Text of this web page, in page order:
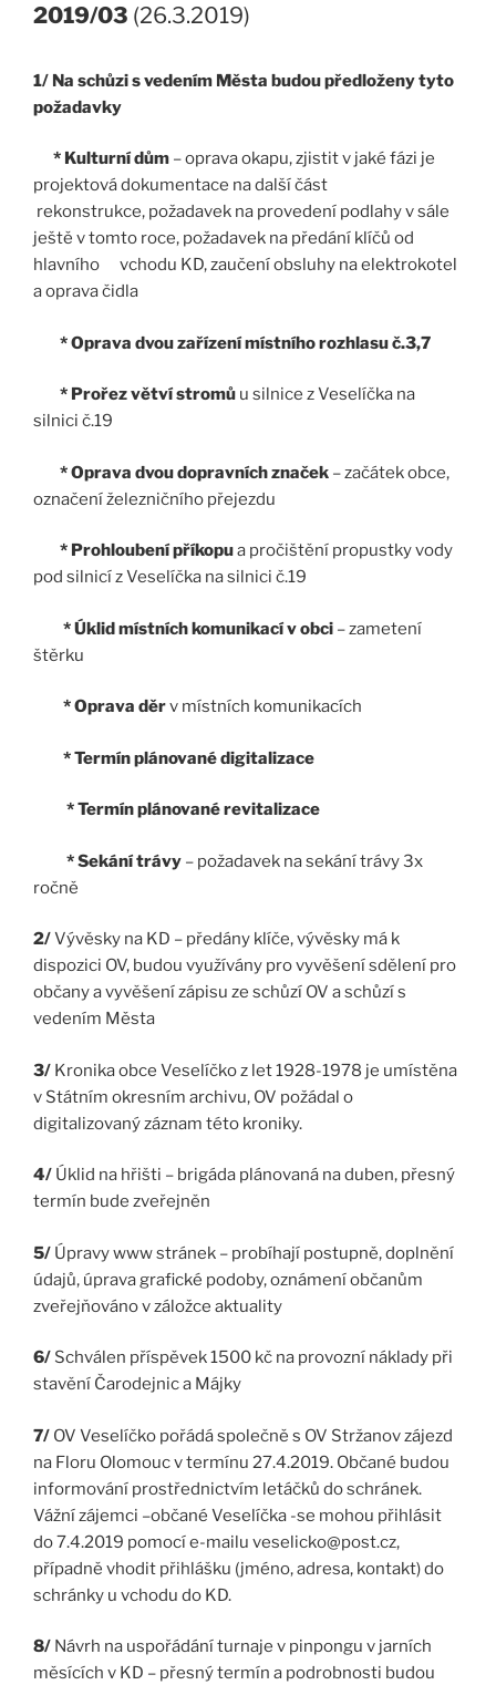
2019/03 (26.3.2019)
1/ Na schůzi s vedením Města budou předloženy tyto
požadavky
* Kulturní dům – oprava okapu, zjistit v jaké fázi je
projektová dokumentace na další část
rekonstrukce, požadavek na provedení podlahy v sále
ještě v tomto roce, požadavek na předání klíčů od
hlavního vchodu KD, zaučení obsluhy na elektrokotel
a oprava čidla
* Oprava dvou zařízení místního rozhlasu č.3,7
* Prořez větví stromů u silnice z Veselíčka na
silnici č.19
* Oprava dvou dopravních značek – začátek obce,
označení železničního přejezdu
* Prohloubení příkopua pročištění propustky vody
pod silnicí z Veselíčka na silnici č.19
* Úklid místních komunikací v obci – zametení
štěrku
* Oprava děrv místních komunikacích
* Termín plánované digitalizace
* Termín plánované revitalizace
* Sekání trávy – požadavek na sekání trávy 3x
ročně
2/Vývěsky na KD – předány klíče, vývěsky má k
dispozici OV, budou využívány pro vyvěšení sdělení pro
občany a vyvěšení zápisu ze schůzí OV a schůzí s
vedením Města
3/ Kronika obce Veselíčko z let 1928-1978 je umístěna
v Státním okresním archivu, OV požádal o
digitalizovaný záznam této kroniky.
4/ Úklid na hřišti – brigáda plánovaná na duben, přesný
termín bude zveřejněn
5/ Úpravy www stránek – probíhají postupně, doplnění
údajů, úprava grafické podoby, oznámení občanům
zveřejňováno v záložce aktuality
6/ Schválen příspěvek 1500 kč na provozní náklady při
stavění Čarodejnic a Májky
7/ OV Veselíčko pořádá společně s OV Stržanov zájezd
na Floru Olomouc v termínu 27.4.2019. Občané budou
informování prostřednictvím letáčků do schránek.
Vážní zájemci –občané Veselíčka -se mohou přihlásit
do 7.4.2019 pomocí e-mailu veselicko@post.cz,
případně vhodit přihlášku (jméno, adresa, kontakt) do
schránky u vchodu do KD.
8/ Návrh na uspořádání turnaje v pinpongu v jarních
měsících v KD – přesný termín a podrobnosti budou